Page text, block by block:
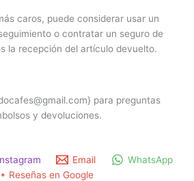
caros, puede considerar usar un
o contratar un seguro de
la recepción del artículo devuelto.
para preguntas
y devoluciones.
Email
WhatsApp
Reseñas en Google